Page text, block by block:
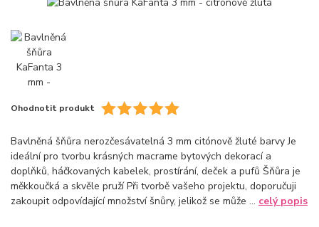
Ohodnotit produkt
Bavlněná šňůra nerozčesávatelná 3 mm citónově žluté barvy Je
ideální pro tvorbu krásných macrame bytových dekorací a
doplňků, háčkovaných kabelek, prostírání, deček a pufů Šňůra je
měkkoučká a skvěle pruží Při tvorbě vašeho projektu, doporučuji
zakoupit odpovídající množství šnůry, jelikož se může ... celý popis